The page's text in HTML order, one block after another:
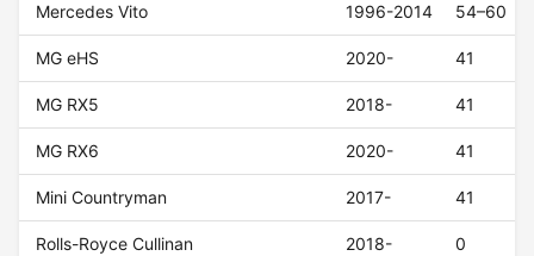
Mercedes Vito 1996-2014 54–60
MG eHS 2020- 41
MG RX5 2018- 41
MG RX6 2020- 41
Mini Countryman 2017- 41
Rolls-Royce Cullinan 2018- 0